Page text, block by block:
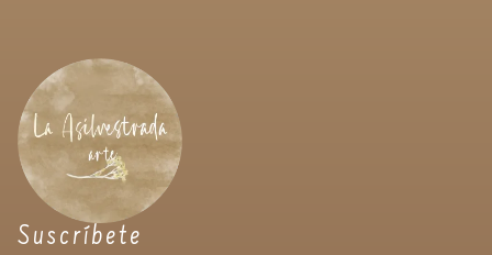
Suscríbete